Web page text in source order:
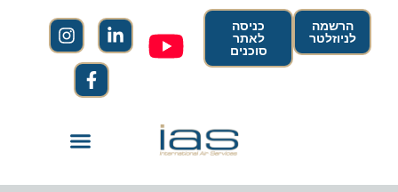
הרשמה
לניוזלטר
כניסה
לאתר
סוכנים